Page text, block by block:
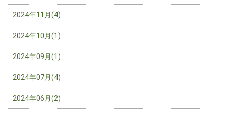
2024年11月(4)
2024年10月(1)
2024年09月(1)
2024年07月(4)
2024年06月(2)